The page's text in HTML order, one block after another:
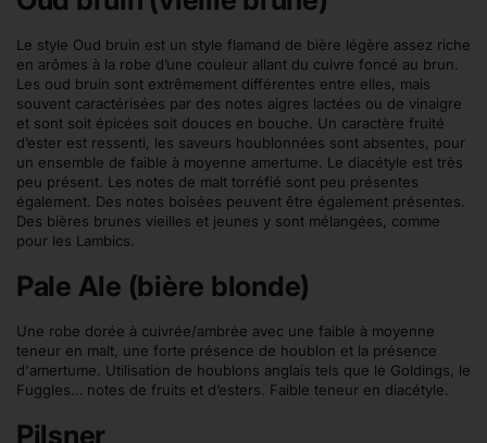
Le style Oud bruin est un style flamand de bière légère assez riche
en arômes à la robe d’une couleur allant du cuivre foncé au brun.
Les oud bruin sont extrêmement différentes entre elles, mais
souvent caractérisées par des notes aigres lactées ou de vinaigre
et sont soit épicées soit douces en bouche. Un caractère fruité
d’ester est ressenti, les saveurs houblonnées sont absentes, pour
un ensemble de faible à moyenne amertume. Le diacétyle est très
peu présent. Les notes de malt torréfié sont peu présentes
également. Des notes boisées peuvent être également présentes.
Des bières brunes vieilles et jeunes y sont mélangées, comme
pour les Lambics.
Pale Ale (bière blonde)
Une robe dorée à cuivrée/ambrée avec une faible à moyenne
teneur en malt, une forte présence de houblon et la présence
d'amertume. Utilisation de houblons anglais tels que le Goldings, le
Fuggles… notes de fruits et d’esters. Faible teneur en diacétyle.
Pilsner